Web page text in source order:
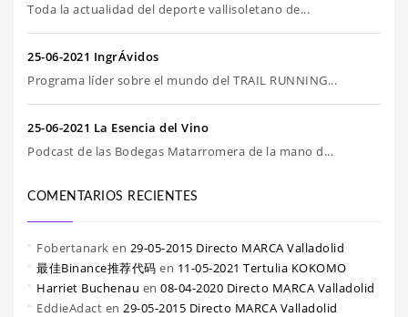
Toda la actualidad del deporte vallisoletano de...
25-06-2021 IngrÁvidos
Programa líder sobre el mundo del TRAIL RUNNING...
25-06-2021 La Esencia del Vino
Podcast de las Bodegas Matarromera de la mano d...
COMENTARIOS RECIENTES
Fobertanark en 29-05-2015 Directo MARCA Valladolid
最佳Binance推荐代码 en 11-05-2021 Tertulia KOKOMO
Harriet Buchenau en 08-04-2020 Directo MARCA Valladolid
EddieAdact en 29-05-2015 Directo MARCA Valladolid